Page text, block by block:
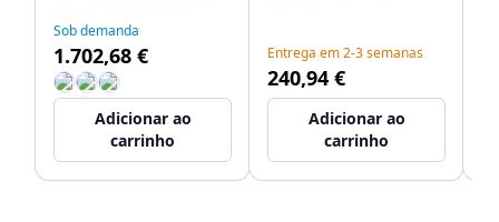
T145IE
Sob demanda
1.702,68 €
Adicionar ao
carrinho
inoxidável T4661IE
Entrega em 2-3 semanas
240,94 €
Adicionar ao
carrinho